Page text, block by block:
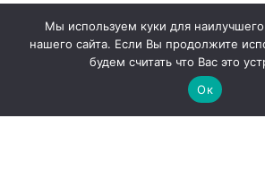
Мы используем куки для
нашего сайта. Если Вы продолжите
будем считать что Вас это
Ок